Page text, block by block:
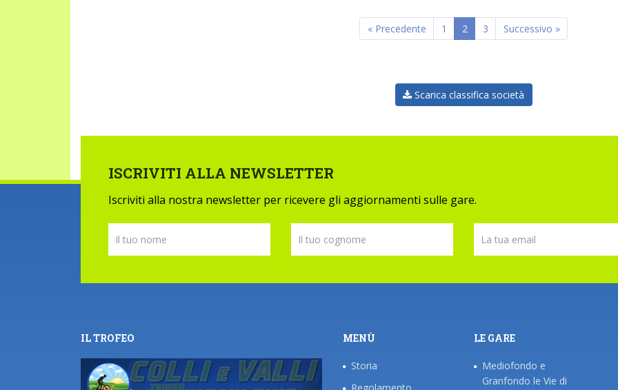
« Precedente 1 2 3 Successivo »
Scarica classifica società
ISCRIVITI ALLA NEWSLETTER
Iscriviti alla nostra newsletter per ricevere gli aggiornamenti sulle gare.
IL TROFEO MENÙ
Storia
LE GARE
Mediofondo e
Granfondo le Vie di